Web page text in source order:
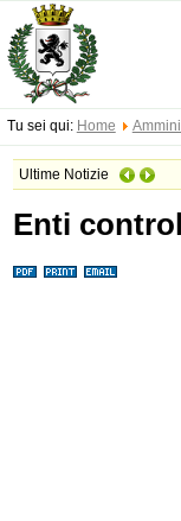
Tu sei qui: Home
Ultime Notizie
Enti